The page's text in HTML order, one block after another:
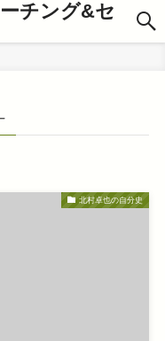
チング&セ
北村卓也の自分史